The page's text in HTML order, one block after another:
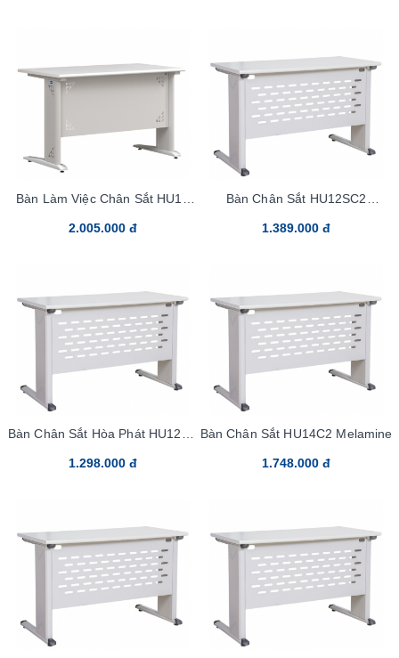
Bàn Làm Việc Chân Sắt HU18
2.005.000 đ
Bàn Chân Sắt HU12SC2
1.389.000 đ
Bàn Chân Sắt Hòa Phát HU12C2
1.298.000 đ
Bàn Chân Sắt HU14C2 Melamine
1.748.000 đ